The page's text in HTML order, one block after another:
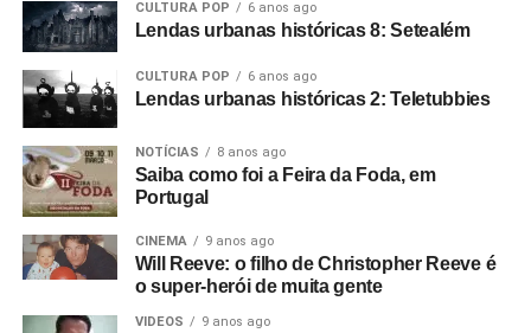
Foto: Reprodução Internet
estava começando como cineasta na época, autodidata,
filmando em 8mm.
E começamos um filme que não deu em nada. O show do
The Panik na última noite do Electric Circus. Estava muito
escuro e a filmagem ficou péssima. Acabou ficando de
lado. Aí o Rob me ligou e disse: “Estou empresariando
uma banda nova chamada Warsaw e me perguntou se eu
queria ir vê-los no The Factory”.
Fui vê-los no antigo Russell Club e eles foram
absolutamente incríveis; me arrepiaram. Quis fazer algo
CULTURA POP 6 anos ago
Lendas urbanas históricas 8: Setealém
CULTURA POP 6 anos ago
Lendas urbanas históricas 2: Teletubbies
NOTÍCIAS 8 anos ago
Saiba como foi a Feira da Foda, em
Portugal
CINEMA 9 anos ago
Will Reeve: o filho de Christopher Reeve é
o super-herói de muita gente
VIDEOS 9 anos ago